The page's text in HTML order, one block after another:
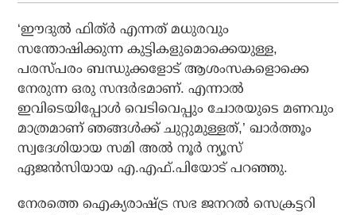
‘ഈദുല്‍ ഫിത്ര്‍ എന്നത് മധുരവും
സന്തോഷിക്കുന്ന കുട്ടികളുമൊക്കെയുള്ള,
പരസ്പരം ബന്ധുക്കളോട് ആശംസകളൊക്കെ
നേരുന്ന ഒരു സന്ദര്‍ഭമാണ്. എന്നാല്‍
ഇവിടെയിപ്പോള്‍ വെടിവെപ്പും ചോരയുടെ മണവും
മാത്രമാണ് ഞങ്ങള്‍ക്ക് ചുറ്റുമുള്ളത്,’ ഖാര്‍ത്തൂം
സ്വദേശിയായ സമി അല്‍ നൂര്‍ ന്യൂസ്
ഏജന്‍സിയായ എ.എഫ്.പിയോട് പറഞ്ഞു.
നേരത്തെ ഐക്യരാഷ്ട്ര സഭ ജനറല്‍ സെക്രട്ടറി